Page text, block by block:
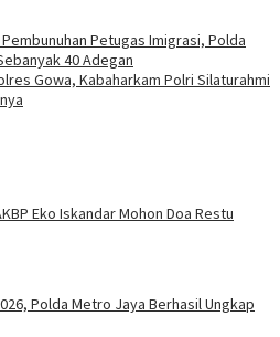
Petugas Imigrasi, Polda
40 Adegan
Gowa, Kabaharkam Polri Silaturahmi
Eko Iskandar Mohon Doa Restu
Polda Metro Jaya Berhasil Ungkap